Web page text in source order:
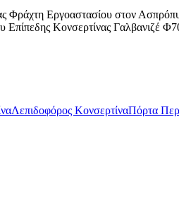
Φράχτη Εργοαστασίου στον
Επίπεδης Κονσερτίνας
Λεπιδοφόρος ΚονσερτίναΠόρτα